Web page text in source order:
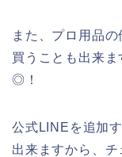
また、プロ用品
買うことも出来
◎！
公式LINEを追加
出来ますから、